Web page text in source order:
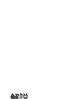
エネルギーの専門